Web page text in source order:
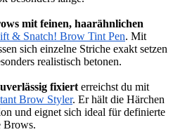
mit feinen, haarähnlichen
& Snatch! Brow Tint Pen. Mit
sich einzelne Striche exakt setzen
realistisch betonen.
fixiert erreichst du mit
Brow Styler. Er hält die Härchen
und eignet sich ideal für definierte
Brows.